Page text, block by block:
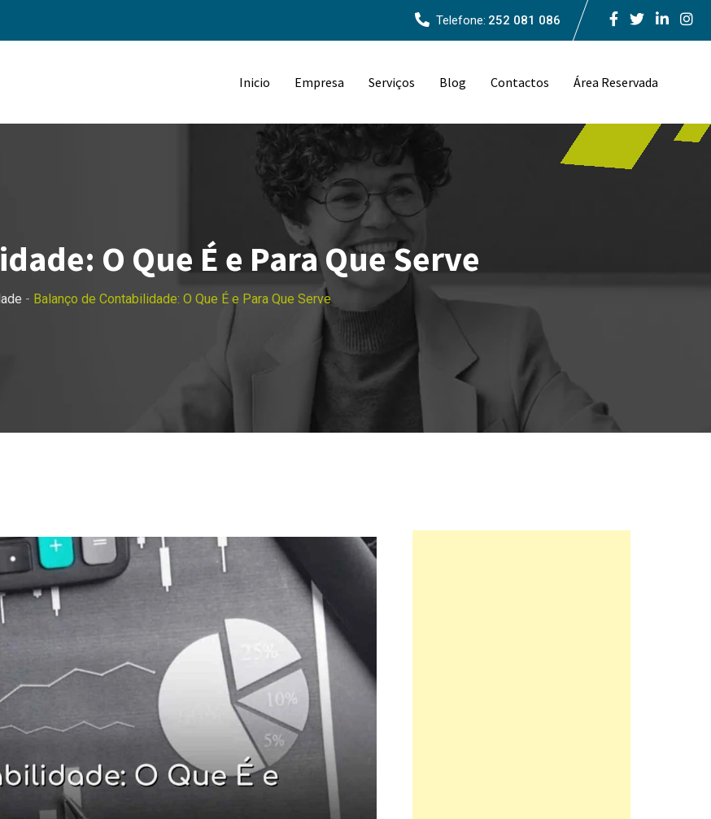
Telefone: 252 081 086
Inicio Empresa Serviços Blog Contactos Área Reservada
O Que É e Para Que Serve
- Balanço de Contabilidade: O Que É e Para Que Serve